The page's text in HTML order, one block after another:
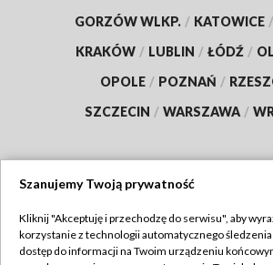
GORZÓW WLKP. / KATOWICE /
KRAKÓW / LUBLIN / ŁÓDŹ /
OPOLE / POZNAŃ /
SZCZECIN / WARSZAWA /
TVP
Szanujemy Twoją prywatność
Kliknij "Akceptuję i przechodzę do serwisu", aby
korzystanie z technologii automatycznego śledzenia
dostęp do informacji na Twoim urządzeniu